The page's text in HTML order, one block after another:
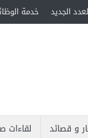
الجديد خدمة
و قصائد لقاءات